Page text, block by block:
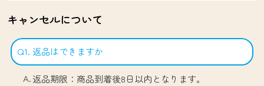
キャンセルについて
Q1. 返品はできますか
返品期限：商品到着後8日以内となります。